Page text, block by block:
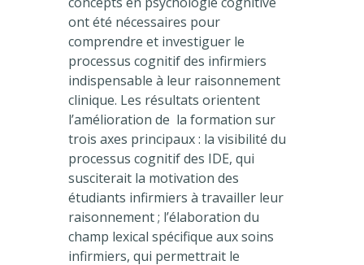
ont été nécessaires pour
comprendre et investiguer le
processus cognitif des infirmiers
indispensable à leur raisonnement
clinique. Les résultats orientent
l’amélioration de la formation sur
trois axes principaux : la visibilité du
processus cognitif des IDE, qui
susciterait la motivation des
étudiants infirmiers à travailler leur
raisonnement ; l’élaboration du
champ lexical spécifique aux soins
infirmiers, qui permettrait le